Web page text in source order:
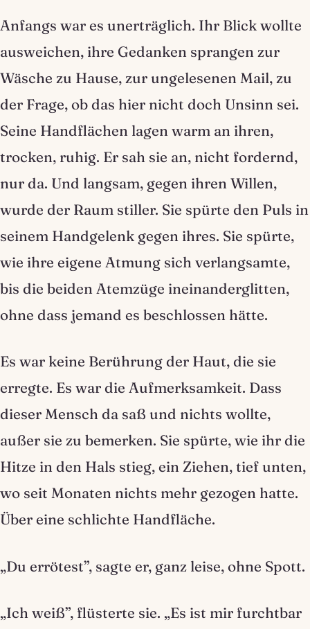
Anfangs war es unerträglich. Ihr Blick wollte
ausweichen, ihre Gedanken sprangen zur
Wäsche zu Hause, zur ungelesenen Mail, zu
der Frage, ob das hier nicht doch Unsinn sei.
Seine Handflächen lagen warm an ihren,
trocken, ruhig. Er sah sie an, nicht fordernd,
nur da. Und langsam, gegen ihren Willen,
wurde der Raum stiller. Sie spürte den Puls in
seinem Handgelenk gegen ihres. Sie spürte,
wie ihre eigene Atmung sich verlangsamte,
bis die beiden Atemzüge ineinanderglitten,
ohne dass jemand es beschlossen hätte.
Es war keine Berührung der Haut, die sie
erregte. Es war die Aufmerksamkeit. Dass
dieser Mensch da saß und nichts wollte,
außer sie zu bemerken. Sie spürte, wie ihr die
Hitze in den Hals stieg, ein Ziehen, tief unten,
wo seit Monaten nichts mehr gezogen hatte.
Über eine schlichte Handfläche.
„Du errötest”, sagte er, ganz leise, ohne Spott.
„Ich weiß”, flüsterte sie. „Es ist mir furchtbar